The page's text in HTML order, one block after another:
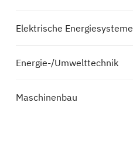
Elektrische Energiesysteme
Energie-/Umwelttechnik
Maschinenbau